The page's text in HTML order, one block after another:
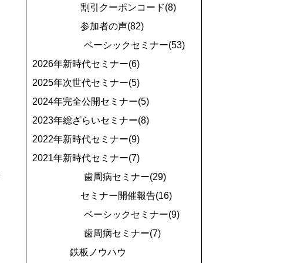
割引クーポンコード(8)
参加者の声(82)
ベーシックセミナー(53)
2026年新時代セミナー(6)
2025年次世代セミナー(5)
2024年完全公開セミナー(5)
2023年総ざらいセミナー(8)
2022年新時代セミナー(9)
2021年新時代セミナー(7)
歯周病セミナー(29)
セミナー開催報告(16)
ベーシックセミナー(9)
歯周病セミナー(7)
鉄板ノウハウ